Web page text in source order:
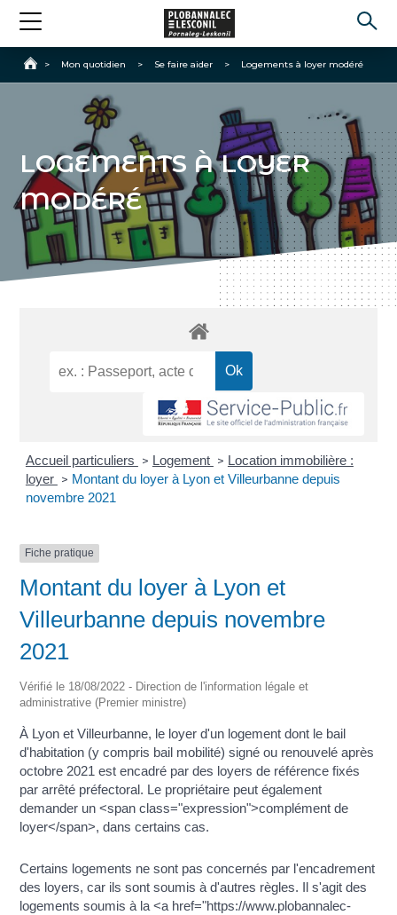
Accueil
> Mon quotidien > Se faire aider > Logements à loyer modéré
LOGEMENTS À LOYER
MODÉRÉ
Accueil particuliers > Logement > Location immobilière :
loyer > Montant du loyer à Lyon et Villeurbanne depuis
novembre 2021
Fiche pratique
Montant du loyer à Lyon et
Villeurbanne depuis novembre
2021
Vérifié le 18/08/2022 - Direction de l'information légale et
administrative (Premier ministre)
À Lyon et Villeurbanne, le loyer d'un logement dont le bail
d'habitation (y compris bail mobilité) signé ou renouvelé après
octobre 2021 est encadré par des loyers de référence fixés
par arrêté préfectoral. Le propriétaire peut également
demander un <span class="expression">complément de
loyer</span>, dans certains cas.
Certains logements ne sont pas concernés par l'encadrement
des loyers, car ils sont soumis à d'autres règles. Il s'agit des
logements soumis à la <a href="https://www.plobannalec-